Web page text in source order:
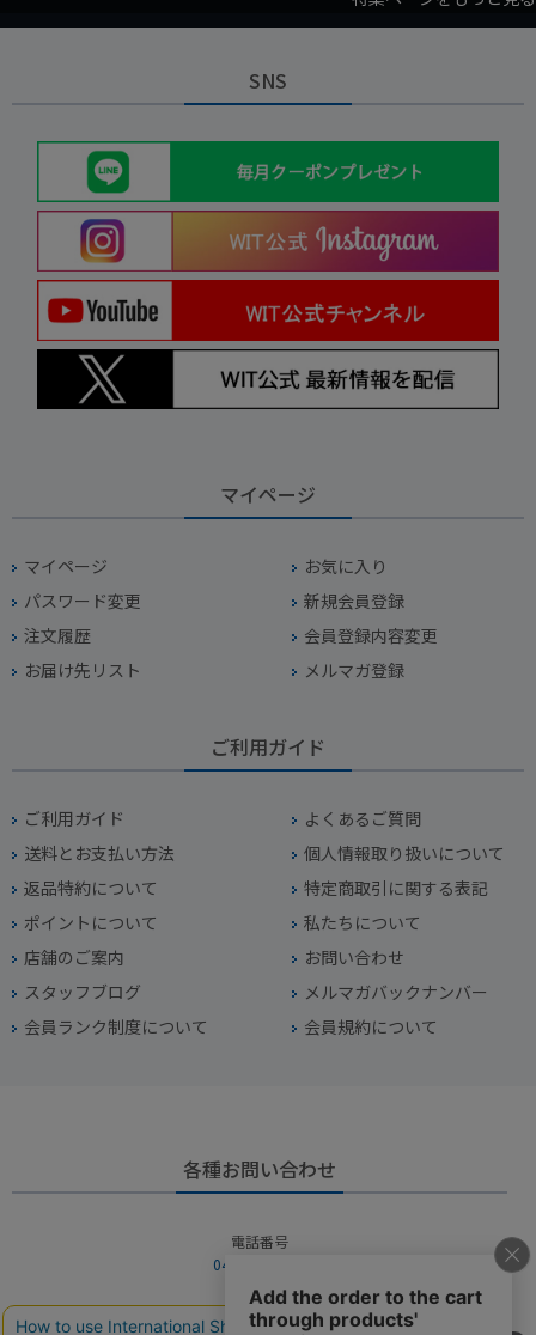
SNS
マイページ
マイページ
お気に入り
パスワード変更
新規会員登録
注文履歴
会員登録内容変更
お届け先リスト
メルマガ登録
ご利用ガイド
ご利用ガイド
よくあるご質問
送料とお支払い方法
個人情報取り扱いについて
返品特約について
特定商取引に関する表記
ポイントについて
私たちについて
店舗のご案内
お問い合わせ
スタッフブログ
メルマガバックナンバー
会員ランク制度について
会員規約について
各種お問い合わせ
電話番号
045-949-2451
営業時間
10：00～19：00